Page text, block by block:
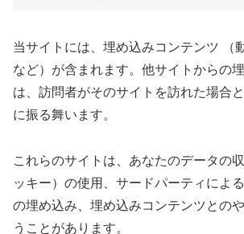
当サイトには、埋め込みコンテンツ （
など）が含まれます。他サイトからの
は、訪問者がそのサイトを訪れた場合
に振る舞います。
これらのサイトは、あなたのデータの
ッキー）の使用、サードパーティによ
の埋め込み、埋め込みコンテンツとの
うことがあります。